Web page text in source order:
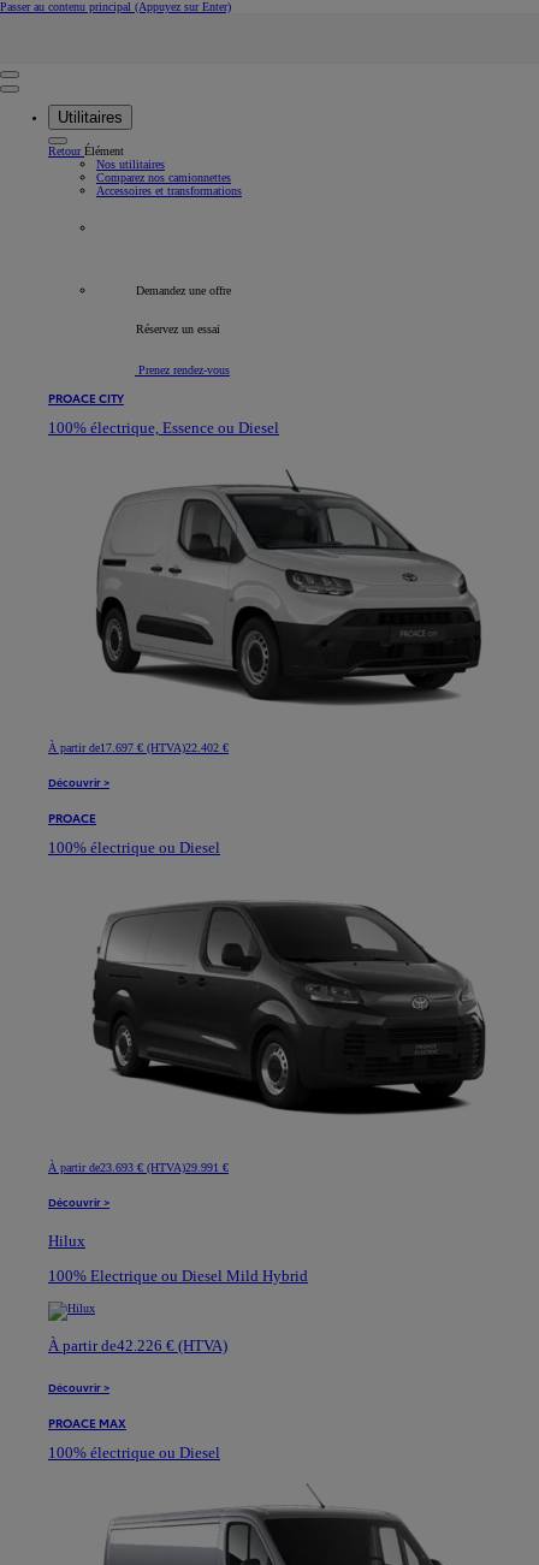
Passer au contenu principal (Appuyez sur Enter)
Utilitaires
RetourÉlément
Nos utilitaires
Comparez nos camionnettes
Accessoires et transformations
Demandez une offre
Réservez un essai
Prenez rendez-vous
PROACE CITY
100% électrique, Essence ou Diesel
À partir de17.697 € (HTVA)22.402 €
Découvrir >
PROACE
100% électrique ou Diesel
À partir de23.693 € (HTVA)29.991 €
Découvrir >
Hilux
100% Electrique ou Diesel Mild Hybrid
À partir de42.226 € (HTVA)
Découvrir >
PROACE MAX
100% électrique ou Diesel